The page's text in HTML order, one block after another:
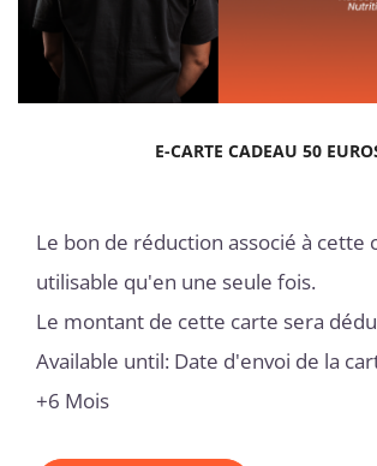
E-CARTE CADEAU 50
Le bon de réduction associé à cette
utilisable qu'en une seule fois.
Le montant de cette carte sera
Available until: Date d'envoi de la
+6 Mois